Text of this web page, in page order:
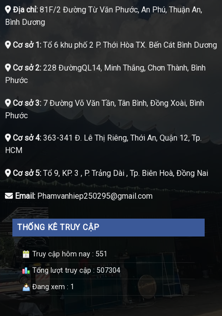
Địa chỉ:81F/2 Đường Từ Văn Phước, An Phú, Thuận An,
Bình Dương
Cơ sở 1:Tổ 6 khu phố 2 P. Thới Hòa TX. Bến Cát Bình Dương
Cơ sở 2:228 ĐườngQL14, Minh Thắng, Chơn Thành, Bình
Phước
Cơ sở 3:7 Đường Võ Văn Tần, Tân Bình, Đồng Xoài, Bình
Phước
Cơ sở 4:363-341 Đ. Lê Thị Riêng, Thới An, Quận 12, Tp.
HCM
Cơ sở 5:Tổ 9, KP. 3 , P. Trảng Dài , Tp. Biên Hoà, Đồng Nai
Email:Phamvanhiep250295@gmail.com
THỐNG KÊ TRUY CẬP
Truy cập hôm nay : 551
Tổng lượt truy cập : 507304
Đang xem : 1